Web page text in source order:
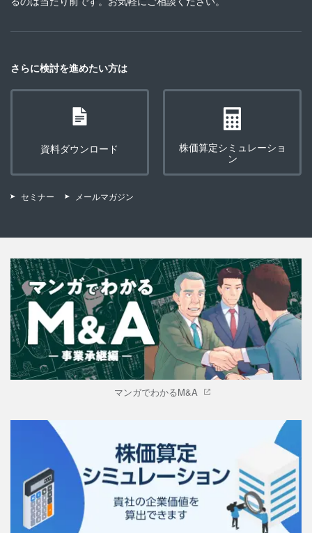
さらに検討を進めたい方は
資料ダウンロード
株価算定シミュレーショ
ン
セミナー メールマガジン
マンガでわかるM&A